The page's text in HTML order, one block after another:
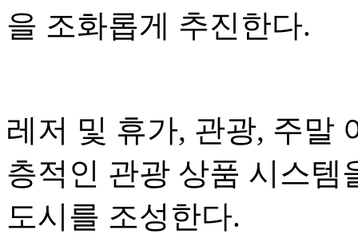
을 조화롭게 추진한다.
레저 및 휴가, 관광, 주말
층적인 관광 상품 시스템
도시를 조성한다.